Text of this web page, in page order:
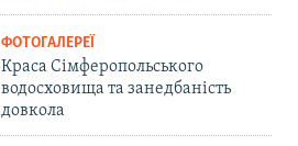
ФОТОГАЛЕРЕЇ
Краса Сімферопольського
водосховища та занедбаність
довкола